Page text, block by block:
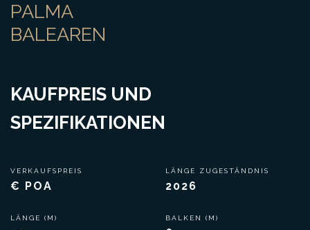
PALMA
BALEAREN
KAUFPREIS UND
SPEZIFIKATIONEN
VERKAUFSPREIS
€ POA
LÄNGE (M)
LÄNGE ZUGESTÄNDNIS
2026
BALKEN (M)